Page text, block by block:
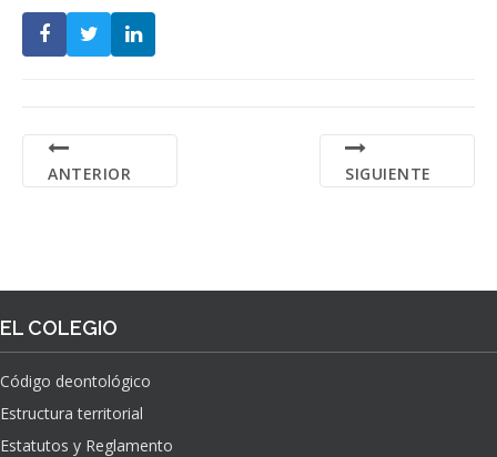
ANTERIOR SIGUIENTE
EL COLEGIO
Código deontológico
Estructura territorial
Estatutos y Reglamento